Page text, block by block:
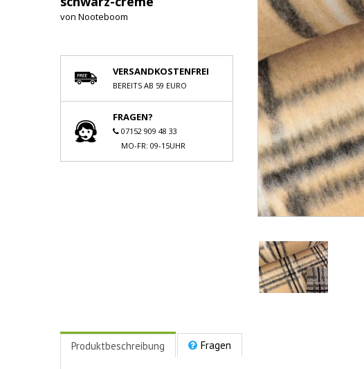
von Nooteboom
VERSANDKOSTENFREI
BEREITS AB 59 EURO
FRAGEN?
07152 909 48 33
MO-FR: 09-15UHR
Produktbeschreibung Fragen